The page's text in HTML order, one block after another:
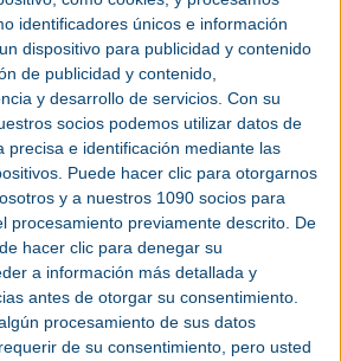
identificadores únicos e información
dispositivo para publicidad y contenido
de publicidad y contenido,
y desarrollo de servicios. Con su
socios podemos utilizar datos de
precisa e identificación mediante las
Puede hacer clic para otorgarnos
y a nuestros 1090 socios para
procesamiento previamente descrito. De
hacer clic para denegar su
a información más detallada y
antes de otorgar su consentimiento.
procesamiento de sus datos
de su consentimiento, pero usted
se pueden encontrar
el hidrógeno, el dióxido de
y factores que intervienen
de compresión se reduce el
de gas, la presión aumenta.
resumida, porque en la
considerar otros factores en el
como son la temperatura